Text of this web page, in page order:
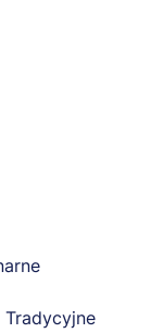
Tradycyjne